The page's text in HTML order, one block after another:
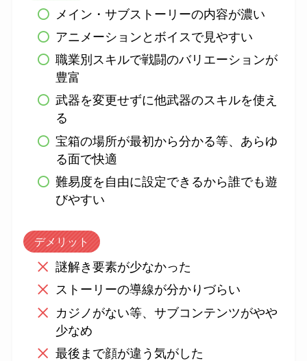
メイン・サブストーリーの内容が濃い
アニメーションとボイスで見やすい
職業別スキルで戦闘のバリエーションが
豊富
武器を変更せずに他武器のスキルを使え
る
宝箱の場所が最初から分かる等、あらゆ
る面で快適
難易度を自由に設定できるから誰でも遊
びやすい
デメリット
謎解き要素が少なかった
ストーリーの導線が分かりづらい
カジノがない等、サブコンテンツがやや
少なめ
最後まで顔が違う気がした